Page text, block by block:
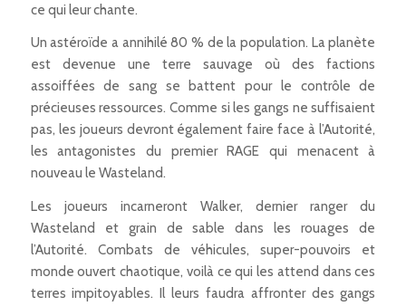
ce qui leur chante.
Un astéroïde a annihilé 80 % de la population. La planète
est devenue une terre sauvage où des factions
assoiffées de sang se battent pour le contrôle de
précieuses ressources. Comme si les gangs ne suffisaient
pas, les joueurs devront également faire face à l’Autorité,
les antagonistes du premier RAGE qui menacent à
nouveau le Wasteland.
Les joueurs incarneront Walker, dernier ranger du
Wasteland et grain de sable dans les rouages de
l’Autorité. Combats de véhicules, super-pouvoirs et
monde ouvert chaotique, voilà ce qui les attend dans ces
terres impitoyables. Il leurs faudra affronter des gangs